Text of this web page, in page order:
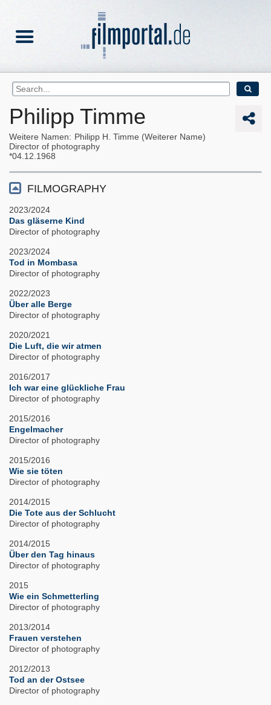
Philipp Timme
Weitere Namen
Philipp H. Timme (Weiterer Name)
Director of photography
04.12.1968
FILMOGRAPHY
2023/2024
Das gläserne Kind
Director of photography
2023/2024
Tod in Mombasa
Director of photography
2022/2023
Über alle Berge
Director of photography
2020/2021
Die Luft, die wir atmen
Director of photography
2016/2017
Ich war eine glückliche Frau
Director of photography
2015/2016
Engelmacher
Director of photography
2015/2016
Wie sie töten
Director of photography
2014/2015
Die Tote aus der Schlucht
Director of photography
2014/2015
Über den Tag hinaus
Director of photography
2015
Wie ein Schmetterling
Director of photography
2013/2014
Frauen verstehen
Director of photography
2012/2013
Tod an der Ostsee
Director of photography